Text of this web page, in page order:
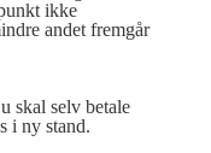
ikke
andet fremgår
skal selv betale
i ny stand.